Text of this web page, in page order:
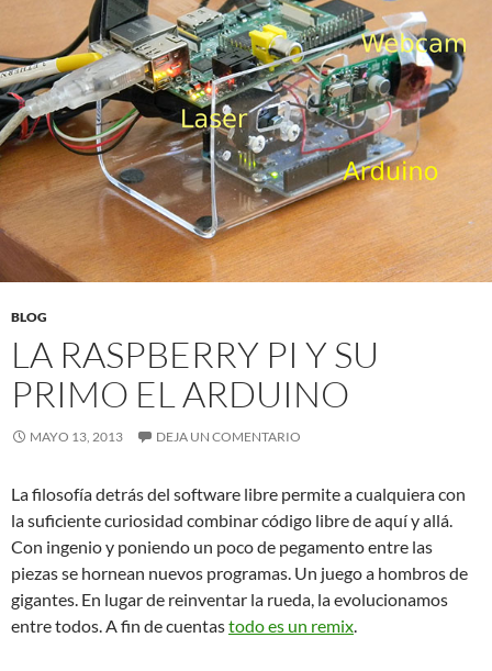
BLOG
LA RASPBERRY PI Y SU
PRIMO EL ARDUINO
MAYO 13, 2013 DEJA UN COMENTARIO
La filosofía detrás del software libre permite a cualquiera con
la suficiente curiosidad combinar código libre de aquí y allá.
Con ingenio y poniendo un poco de pegamento entre las
piezas se hornean nuevos programas. Un juego a hombros de
gigantes. En lugar de reinventar la rueda, la evolucionamos
entre todos. A fin de cuentastodo es un remix